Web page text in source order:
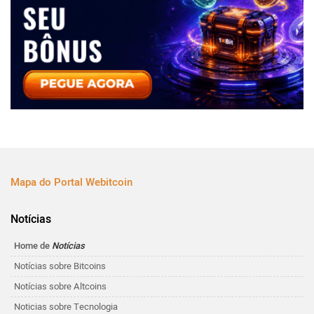
Mapa do Portal Webitcoin
Notícias
Home de Notícias
Notícias sobre Bitcoins
Notícias sobre Altcoins
Noticias sobre Tecnologia